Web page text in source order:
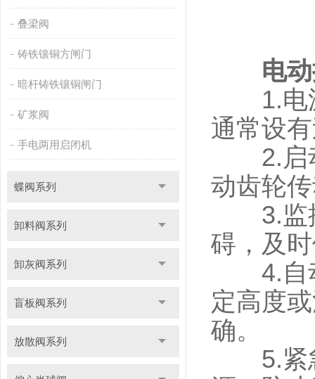
叠梁阀
铸铁镶铜方闸门
暗杆铸铁镶铜闸门
矿浆阀
手电两用启闭机
蝶阀系列
卸料阀系列
卸灰阀系列
盲板阀系列
放散阀系列
电
1.电源
通常设
2.启动
动齿轮
3.监控
碍，及
4.自动
定高度
确。
5.紧急